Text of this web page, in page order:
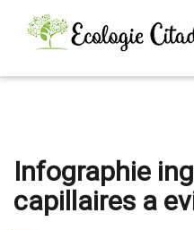
Infographie
capillaires a